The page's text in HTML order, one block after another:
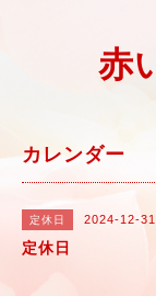
赤
カレンダー
定休日 2024-12-
定休日